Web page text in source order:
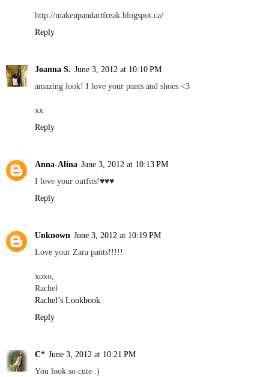
http://makeupandartfreak.blogspot.ca/
Reply
Joanna S. June 3, 2012 at 10:10 PM
amazing look! I love your pants and shoes <3
xx
Reply
Anna-Alina June 3, 2012 at 10:13 PM
I love your outfits!♥♥♥
Reply
Unknown June 3, 2012 at 10:19 PM
Love your Zara pants!!!!!
xoxo,
Rachel
Rachel’s Lookbook
Reply
C* June 3, 2012 at 10:21 PM
You look so cute :)